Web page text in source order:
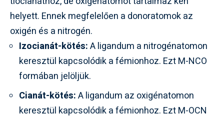
helyett. Ennek megfelelően a donoratomok az
oxigén és a nitrogén.
Izocianát-kötés:A ligandum a nitrogénatomon
keresztül kapcsolódik a fémionhoz. Ezt M-NCO
formában jelöljük.
Cianát-kötés:A ligandum az oxigénatomon
keresztül kapcsolódik a fémionhoz. Ezt M-OCN